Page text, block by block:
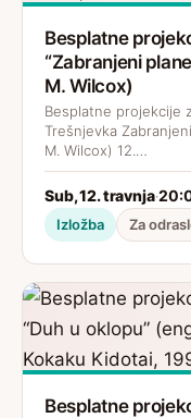
Besplatne
“Zabranjeni
M. Wilcox)
Besplatne projekcije
Trešnjevka
M. Wilcox) 12.…
Sub, 12. travnja·
Izložba Za
Besplatne